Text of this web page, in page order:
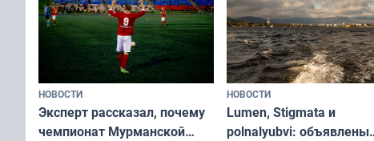
НОВОСТИ
Эксперт рассказал, почему
чемпионат Мурманской
НОВОСТИ
Lumen, Stigmata и
polnalyubvi: объявлены